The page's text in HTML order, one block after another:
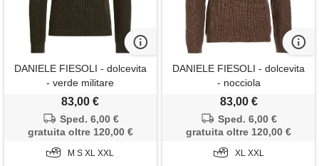
DANIELE FIESOLI - dolcevita
- verde militare
83,00 €
Sped. 6,00 €
gratuita oltre 120,00 €
M S XL XXL
DANIELE FIESOLI - dolcevita
- nocciola
83,00 €
Sped. 6,00 €
gratuita oltre 120,00 €
XL XXL